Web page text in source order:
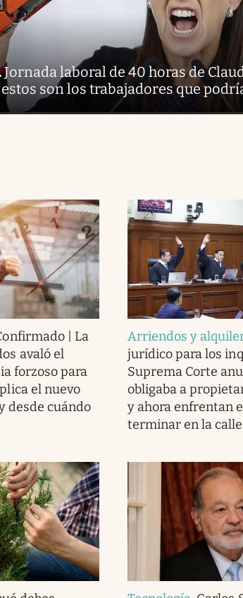
Jornada laboral de 40 horas de
son los trabajadores que
| La
avaló el
forzoso para
el nuevo
desde cuándo
Arriendos y
jurídico para los
Suprema Corte
obligaba a
y ahora enfrentan
terminar en la calle